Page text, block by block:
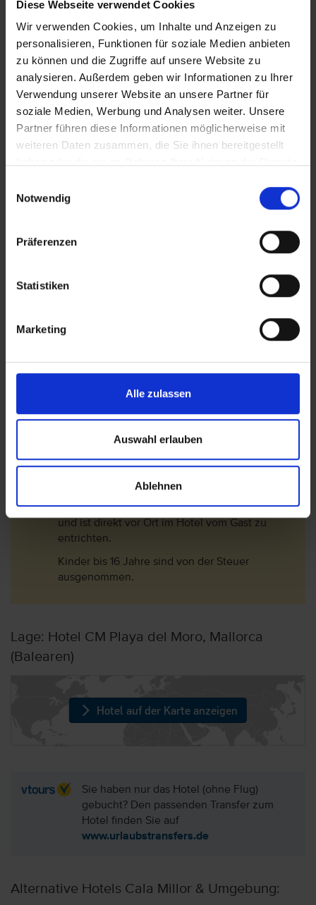
Diese Webseite verwendet Cookies
Wir verwenden Cookies, um Inhalte und Anzeigen zu
personalisieren, Funktionen für soziale Medien anbieten
zu können und die Zugriffe auf unsere Website zu
analysieren. Außerdem geben wir Informationen zu Ihrer
Verwendung unserer Website an unsere Partner für
soziale Medien, Werbung und Analysen weiter. Unsere
Partner führen diese Informationen möglicherweise mit
weiteren Daten zusammen, die Sie ihnen bereitgestellt
Notwendig
Präferenzen
Statistiken
Marketing
Alle zulassen
Auswahl erlauben
Ablehnen
möglich, dass in Einzelfällen nicht alle Veranstalter
Hotelbeschreibungen ausweisen oder es entscheidende
Unterschiede in den beschriebenen Leistungen gibt. Aug.
2023
Wichtige Hinweise
Das Bereitstellen von Babybetten ist auf
erhoben.
Schlüsselkategorie abhängig und wird pro
Nacht und pro Person zzgl. MwSt. (10%)
4,5* -5,5* Hotel= 4 EUR/Nacht
In der Nebensaison (01.November - 30.April)
Aufenthaltstag eine 50% Ermäßigung auf die
Die Gebühr ist nicht im Reisepreis enthalten
und ist direkt vor Ort im Hotel vom Gast zu
entrichten.
Kinder bis 16 Jahre sind von der Steuer
ausgenommen.
Lage: Hotel CM Playa del Moro, Mallorca
(Balearen)
Hotel auf der Karte anzeigen
Sie haben nur das Hotel (ohne Flug)
gebucht? Den passenden Transfer zum
Hotel finden Sie auf
www.urlaubstransfers.de
Alternative Hotels Cala Millor & Umgebung: